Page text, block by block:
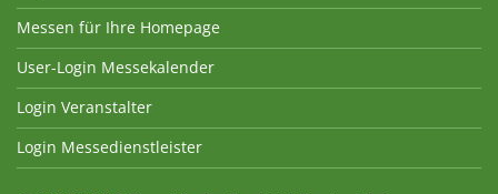
Messen für Ihre Homepage
User-Login Messekalender
Login Veranstalter
Login Messedienstleister